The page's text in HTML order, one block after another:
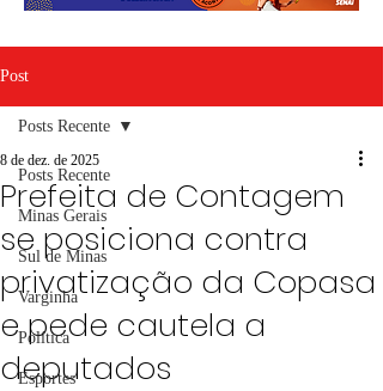
Post
Posts Recente
Minas Gerais
Sul de Minas
Varginha
Política
Esportes
Posts Recente
Prefeita de Contagem
se posiciona contra
privatização da Copasa
e pede cautela a
deputados
8 de dez. de 2025